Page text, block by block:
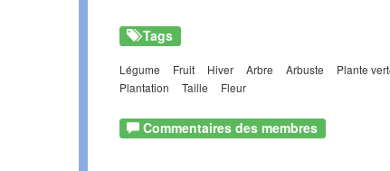
Tags
Légume Fruit Hiver Arbre Arbuste Plante
Plantation
Taille Fleur
Commentaires des membres